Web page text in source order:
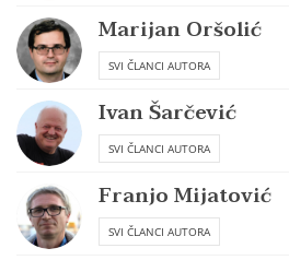
Marijan Oršolić
SVI ČLANCI AUTORA
Ivan Šarčević
SVI ČLANCI AUTORA
Franjo Mijatović
SVI ČLANCI AUTORA